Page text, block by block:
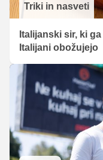
Triki in nasveti
Italijanski sir, ki
Italijani obožujejo